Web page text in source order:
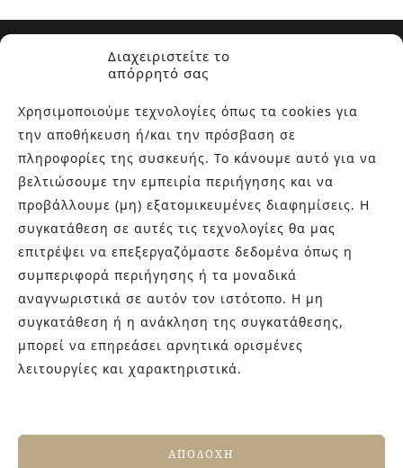
Διαχειριστείτε το
απόρρητό σας
Χρησιμοποιούμε τεχνολογίες όπως τα cookies για
την αποθήκευση ή/και την πρόσβαση σε
πληροφορίες της συσκευής. Το κάνουμε αυτό για να
βελτιώσουμε την εμπειρία περιήγησης και να
προβάλλουμε (μη) εξατομικευμένες διαφημίσεις. Η
συγκατάθεση σε αυτές τις τεχνολογίες θα μας
επιτρέψει να επεξεργαζόμαστε δεδομένα όπως η
συμπεριφορά περιήγησης ή τα μοναδικά
αναγνωριστικά σε αυτόν τον ιστότοπο. Η μη
συγκατάθεση ή η ανάκληση της συγκατάθεσης,
μπορεί να επηρεάσει αρνητικά ορισμένες
λειτουργίες και χαρακτηριστικά.
ΑΠΟΔΟΧΉ
ΣΧΕΤΙΚΑ ΜΕ ΕΜΑΣ
Στην εταιρεία Paraskevopoulos μετουσιώνονται 40 χρόνια
εμπειρίας στο χώρο του πλακιδίου και των ειδών υγιεινής,
καθώς και φρέσκες ιδέες με τον ενθουσιασμό της νέας
γενιάς! Επισκεφτείτε μας για ιδέες και προτάσεις στον
Άγιο Δημήτριο (Λιδωρικίου 11) ή καλέστε μας στο 210-
9934544.
ΤΕΛΕΥΤΑΙΑ ΑΡΘΡΑ